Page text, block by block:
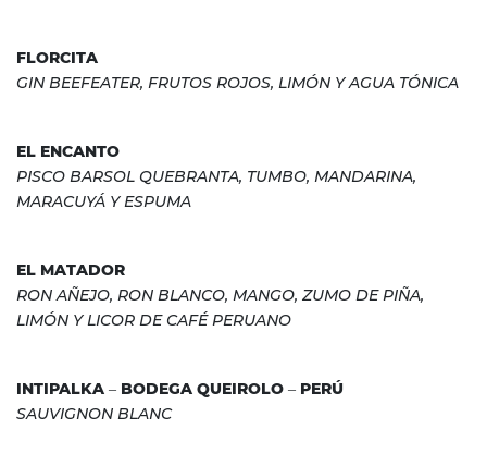
FLORCITA
GIN BEEFEATER, FRUTOS ROJOS, LIMÓN Y AGUA TÓNICA
EL ENCANTO
PISCO BARSOL QUEBRANTA, TUMBO, MANDARINA,
MARACUYÁ Y ESPUMA
EL MATADOR
RON AÑEJO, RON BLANCO, MANGO, ZUMO DE PIÑA,
LIMÓN Y LICOR DE CAFÉ PERUANO
INTIPALKA – BODEGA QUEIROLO – PERÚ
SAUVIGNON BLANC